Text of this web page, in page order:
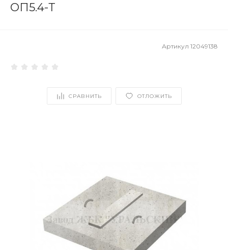
ОП5.4-Т
Артикул 12049138
СРАВНИТЬ ОТЛОЖИТЬ